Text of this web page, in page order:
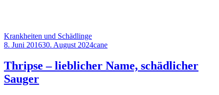
Krankheiten und Schädlinge
8. Juni 201630. August 2024cane
Thripse – lieblicher Name, schädlicher
Sauger